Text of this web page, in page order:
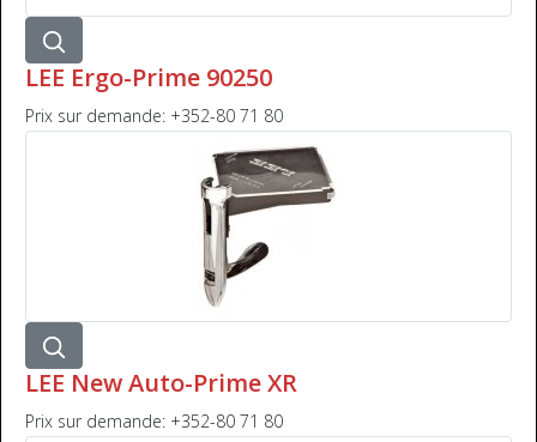
LEE Ergo-Prime 90250
Prix sur demande: +352-80 71 80
LEE New Auto-Prime XR
Prix sur demande: +352-80 71 80